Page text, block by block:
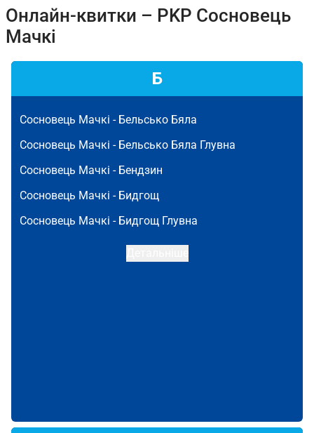
Онлайн-квитки – PKP Сосновець
Мачкі
Б
Сосновець Мачкі - Бельсько Бяла
Сосновець Мачкі - Бельсько Бяла Глувна
Сосновець Мачкі - Бендзин
Сосновець Мачкі - Бидгощ
Сосновець Мачкі - Бидгощ Глувна